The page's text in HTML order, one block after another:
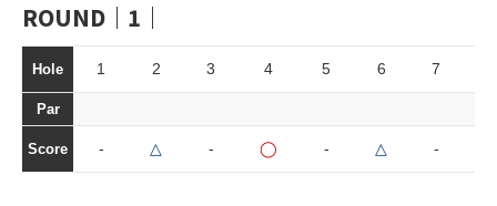
ROUND｜1｜
Hole 1 2 3 4 5 6 7
Par
Score - △ - ◯ - △ -